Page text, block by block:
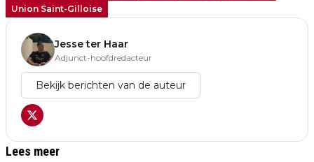
Union Saint-Gilloise
Jesse ter Haar
Adjunct-hoofdredacteur
Bekijk berichten van de auteur
Lees meer